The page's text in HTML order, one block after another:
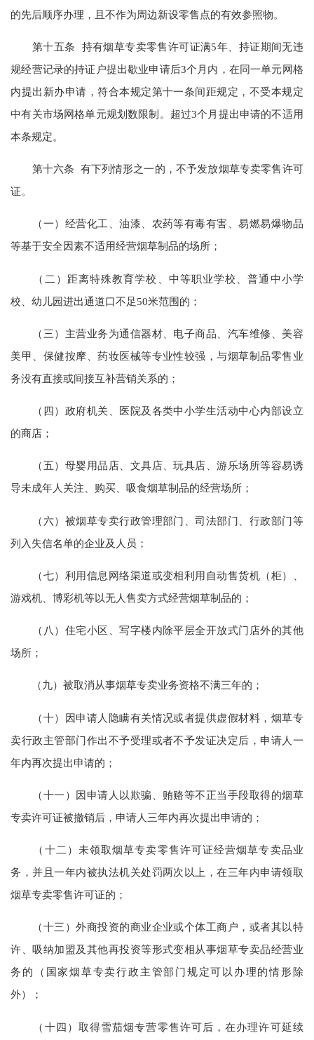
的先后顺序办理，且不作为周边新设零售点的有效参照物。
第十五条 持有烟草专卖零售许可证满5年、持证期间无违
规经营记录的持证户提出歇业申请后3个月内，在同一单元网格
内提出新办申请，符合本规定第十一条间距规定，不受本规定
中有关市场网格单元规划数限制。超过3个月提出申请的不适用
本条规定。
第十六条 有下列情形之一的，不予发放烟草专卖零售许可
证。
（一）经营化工、油漆、农药等有毒有害、易燃易爆物品
等基于安全因素不适用经营烟草制品的场所；
（二）距离特殊教育学校、中等职业学校、普通中小学
校、幼儿园进出通道口不足50米范围的；
（三）主营业务为通信器材、电子商品、汽车维修、美容
美甲、保健按摩、药妆医械等专业性较强，与烟草制品零售业
务没有直接或间接互补营销关系的；
（四）政府机关、医院及各类中小学生活动中心内部设立
的商店；
（五）母婴用品店、文具店、玩具店、游乐场所等容易诱
导未成年人关注、购买、吸食烟草制品的经营场所；
（六）被烟草专卖行政管理部门、司法部门、行政部门等
列入失信名单的企业及人员；
（七）利用信息网络渠道或变相利用自动售货机（柜）、
游戏机、博彩机等以无人售卖方式经营烟草制品的；
（八）住宅小区、写字楼内除平层全开放式门店外的其他
场所；
（九）被取消从事烟草专卖业务资格不满三年的；
（十）因申请人隐瞒有关情况或者提供虚假材料，烟草专
卖行政主管部门作出不予受理或者不予发证决定后，申请人一
年内再次提出申请的；
（十一）因申请人以欺骗、贿赂等不正当手段取得的烟草
专卖许可证被撤销后，申请人三年内再次提出申请的；
（十二）未领取烟草专卖零售许可证经营烟草专卖品业
务，并且一年内被执法机关处罚两次以上，在三年内申请领取
烟草专卖零售许可证的；
（十三）外商投资的商业企业或个体工商户，或者其以特
许、吸纳加盟及其他再投资等形式变相从事烟草专卖品经营业
务的（国家烟草专卖行政主管部门规定可以办理的情形除
外）；
（十四）取得雪茄烟专营零售许可后，在办理许可延续